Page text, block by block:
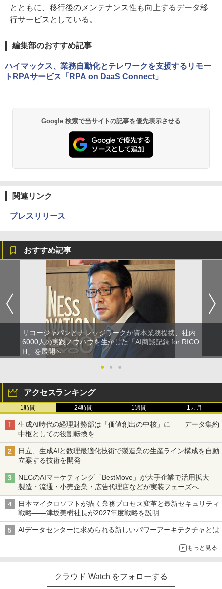
とともに、移行後のメンテナンス性も向上するデータ移
行サービスとしている。
編集部のおすすめ記事
ハイマックス、業務自動化とテレワークを支援するリモー
トRPAサービス「RPA on DaaS Connect」
Google 検索で当サイトの記事を優先表示させる
関連リンク
プレスリリース
おすすめ記事
リコージャパンとナレッジワークが資本業務提携、社内
6000人の実践ノウハウを生かした「AI商談記録 for RICO
H」を展開へ
●
● ●
アクセスランキング
1時間 24時間 1週間 1カ月
生成AI時代の経理財務部は「価値創出の中核」に――データ集約
中枢としての役割転換を
日立、生成AIと数理最適化技術で製造業の生産ライン構成を自動
立案する技術を開発
NECのAIマーケティング「BestMove」が大手企業で活用拡大
製造・流通・小売企業・広告代理店などが実装フェーズへ
日本マイクロソフトが描く業務プロセス変革と最新セキュリティ
戦略――津坂美樹社長が2027年度戦略を説明
AIデータセンターに求められる新しいパワーアーキテクチャとは
もっと見る
クラウド Watch をフォローする